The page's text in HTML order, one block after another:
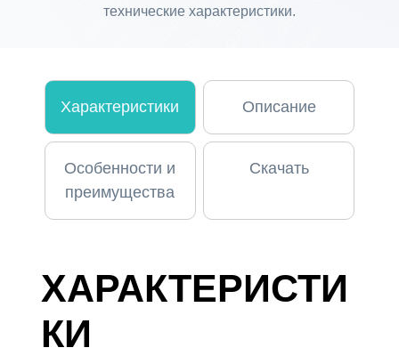
технические характеристики.
Характеристики Описание
Особенности и
преимущества
Скачать
ХАРАКТЕРИСТИ
КИ